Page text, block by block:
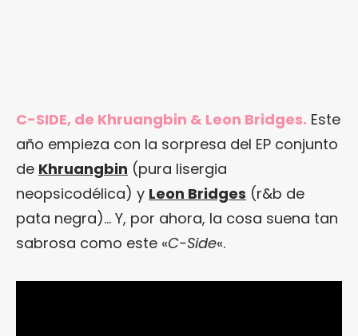
C-SIDE, de Khruangbin & Leon Bridges. Este
año empieza con la sorpresa del EP conjunto
de Khruangbin (pura lisergia
neopsicodélica) y Leon Bridges (r&b de
pata negra)… Y, por ahora, la cosa suena tan
sabrosa como este «C-Side«.